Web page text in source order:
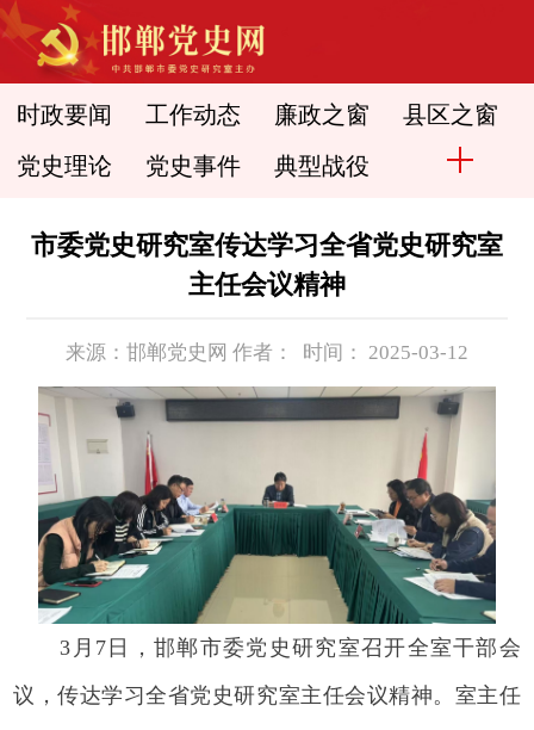
时政要闻 工作动态 廉政之窗 县区之窗
党史理论 党史事件 典型战役
市委党史研究室传达学习全省党史研究室
主任会议精神
来源：邯郸党史网 作者： 时间： 2025-03-12
3月7日，邯郸市委党史研究室召开全室干部会
议，传达学习全省党史研究室主任会议精神。室主任